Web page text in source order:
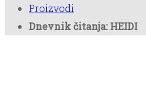
Proizvodi
Dnevnik čitanja: HEIDI